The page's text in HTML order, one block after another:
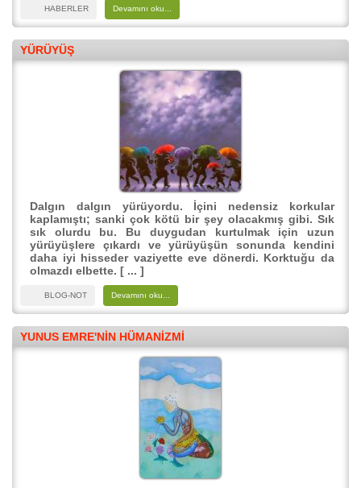
HABERLER Devamını oku...
YÜRÜYÜŞ
Dalgın dalgın yürüyordu. İçini nedensiz korkular
kaplamıştı; sanki çok kötü bir şey olacakmış gibi. Sık
sık olurdu bu. Bu duygudan kurtulmak için uzun
yürüyüşlere çıkardı ve yürüyüşün sonunda kendini
daha iyi hisseder vaziyette eve dönerdi. Korktuğu da
olmazdı elbette. [ ... ]
BLOG-NOT Devamını oku...
YUNUS EMRE'NIN HÜMANIZMI